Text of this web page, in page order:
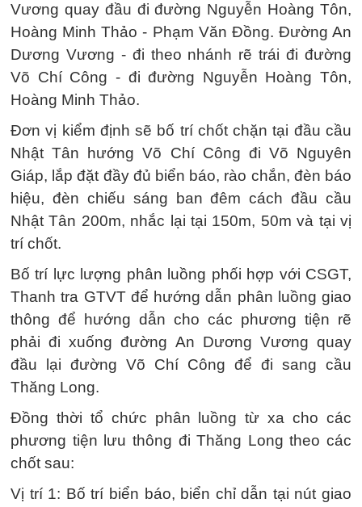
Vương quay đầu đi đường Nguyễn Hoàng Tôn,
Hoàng Minh Thảo - Phạm Văn Đồng. Đường An
Dương Vương - đi theo nhánh rẽ trái đi đường
Võ Chí Công - đi đường Nguyễn Hoàng Tôn,
Hoàng Minh Thảo.
Đơn vị kiểm định sẽ bố trí chốt chặn tại đầu cầu
Nhật Tân hướng Võ Chí Công đi Võ Nguyên
Giáp, lắp đặt đầy đủ biển báo, rào chắn, đèn báo
hiệu, đèn chiếu sáng ban đêm cách đầu cầu
Nhật Tân 200m, nhắc lại tại 150m, 50m và tại vị
trí chốt.
Bố trí lực lượng phân luồng phối hợp với CSGT,
Thanh tra GTVT để hướng dẫn phân luồng giao
thông để hướng dẫn cho các phương tiện rẽ
phải đi xuống đường An Dương Vương quay
đầu lại đường Võ Chí Công để đi sang cầu
Thăng Long.
Đồng thời tổ chức phân luồng từ xa cho các
phương tiện lưu thông đi Thăng Long theo các
chốt sau:
Vị trí 1: Bố trí biển báo, biển chỉ dẫn tại nút giao